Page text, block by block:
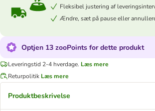
Fleksibel justering af
Ændre, sæt på pause eller
Optjen 13 zooPoints for dette produkt
Leveringstid 2-4 hverdage. Læs mere
Returpolitik Læs mere
Produktbeskrivelse